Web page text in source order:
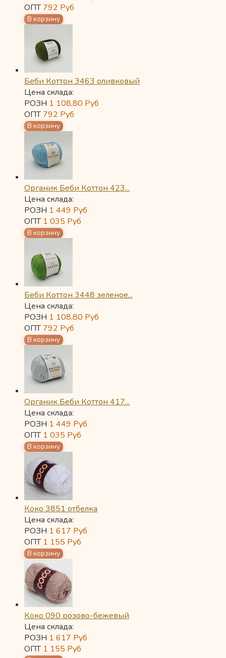
ОПТ792 Руб
Беби Коттон 3463 оливковый
Цена склада:
РОЗН 1 108,80 Руб
ОПТ792 Руб
Органик Беби Коттон 423...
Цена склада:
РОЗН 1 449 Руб
ОПТ 1 035 Руб
Беби Коттон 3448 зеленое...
Цена склада:
РОЗН 1 108,80 Руб
ОПТ792 Руб
Органик Беби Коттон 417...
Цена склада:
РОЗН 1 449 Руб
ОПТ 1 035 Руб
Коко 3851 отбелка
Цена склада:
РОЗН 1 617 Руб
ОПТ 1 155 Руб
Коко 090 розово-бежевый
Цена склада:
РОЗН 1 617 Руб
ОПТ 1 155 Руб